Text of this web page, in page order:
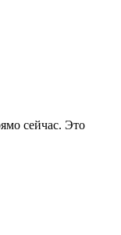
сейчас. Это